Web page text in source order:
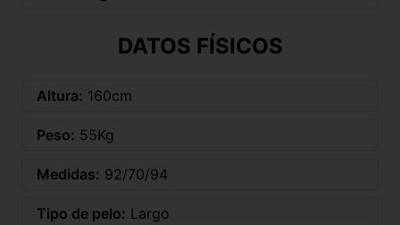
DATOS FÍSICOS
Altura: 160cm
Peso: 55Kg
Medidas: 92/70/94
Tipo de pelo: Largo